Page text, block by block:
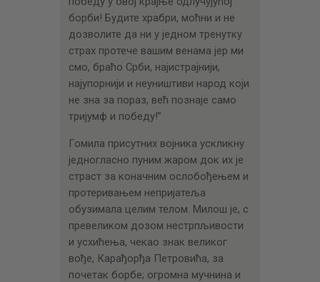
борби! Будите храбри, моћни и не
дозволите да ни у једном тренутку
страх протече вашим венама јер ми
смо, браћо Срби, најистрајнији,
најупорнији и неуништиви народ који
не зна за пораз, већ познаје само
тријумф и победу!”
Гомила присутних војника ускликну
једногласно пуним жаром док их је
страст за коначним ослобођењем и
протеривањем непријатеља
обузимала целим телом. Милош је, с
превеликом дозом нестрпљивости
и усхићења, чекао знак великог
вође, Карађорђа Петровића, за
почетак борбе; огромна мучнина и